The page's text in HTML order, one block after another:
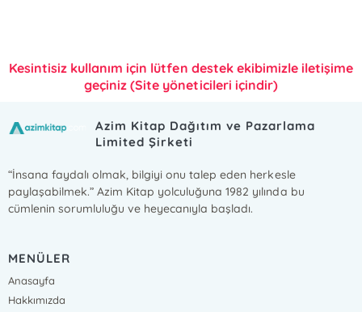
Kesintisiz kullanım için lütfen destek ekibimizle iletişime
geçiniz (Site yöneticileri içindir)
Azim Kitap Dağıtım ve Pazarlama
Limited Şirketi
“İnsana faydalı olmak, bilgiyi onu talep eden herkesle
paylaşabilmek.” Azim Kitap yolculuğuna 1982 yılında bu
cümlenin sorumluluğu ve heyecanıyla başladı.
MENÜLER
Anasayfa
Hakkımızda